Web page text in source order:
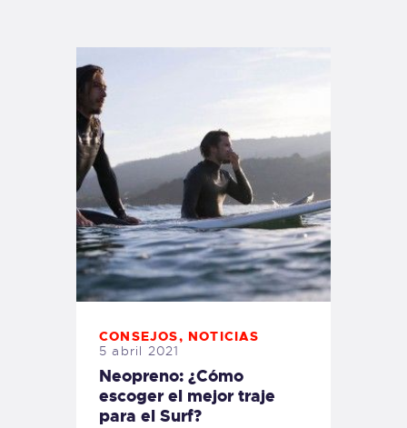
PEDIDOS
CONSEJOS, NOTICIAS
5 abril 2021
Neopreno: ¿Cómo
escoger el mejor traje
para el Surf?